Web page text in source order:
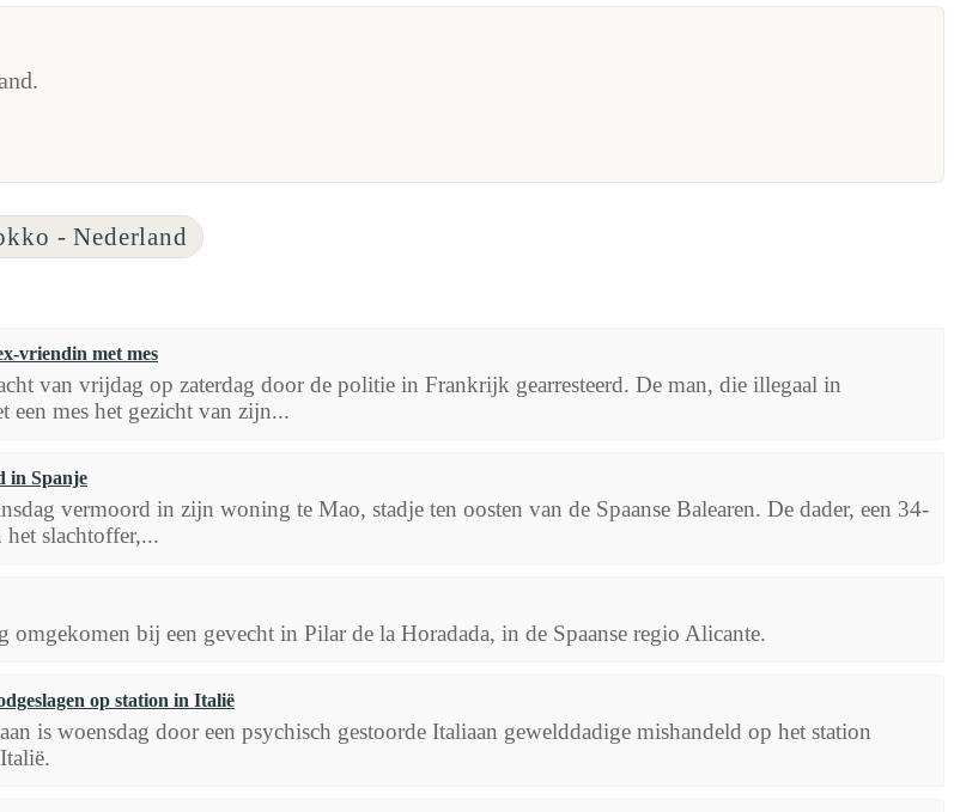
- Nederland
vriendin met mes
van vrijdag op zaterdag door de politie in Frankrijk gearresteerd. De man, die illegaal in
een mes het gezicht van zijn...
in Spanje
vermoord in zijn woning te Mao, stadje ten oosten van de Spaanse Balearen. De dader, een 34-
slachtoffer,...
omgekomen bij een gevecht in Pilar de la Horadada, in de Spaanse regio Alicante.
op station in Italië
is woensdag door een psychisch gestoorde Italiaan gewelddadige mishandeld op het station